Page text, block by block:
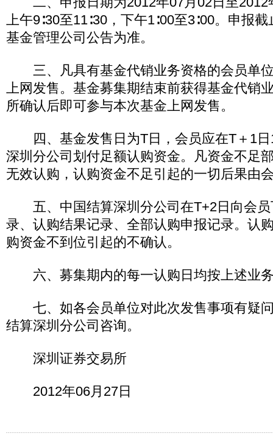
上午9∶30至11∶30，下午1∶00至3∶00。申报
基金管理公司公告为准。
三、凡具有基金代销业务资格的会员单
上网发售。基金募集期结束前获得基金代销
所确认后即可参与本次基金上网发售。
四、基金发售日为T日，会员应在T＋1日
深圳分公司划付足额认购资金。凡资金不足
无效认购，认购资金不足引起的一切后果由
五、中国结算深圳分公司在T+2日向会员
录、认购结果记录、全部认购申报记录。认
购资金不到位引起的不确认。
六、募集期内的每一认购日均按上述业
七、如各会员单位对此次发售事项有疑
结算深圳分公司咨询。
深圳证券交易所
2012年06月27日